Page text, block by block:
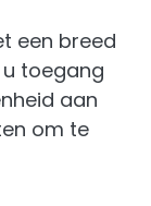
een breed
toegang
aan
om te